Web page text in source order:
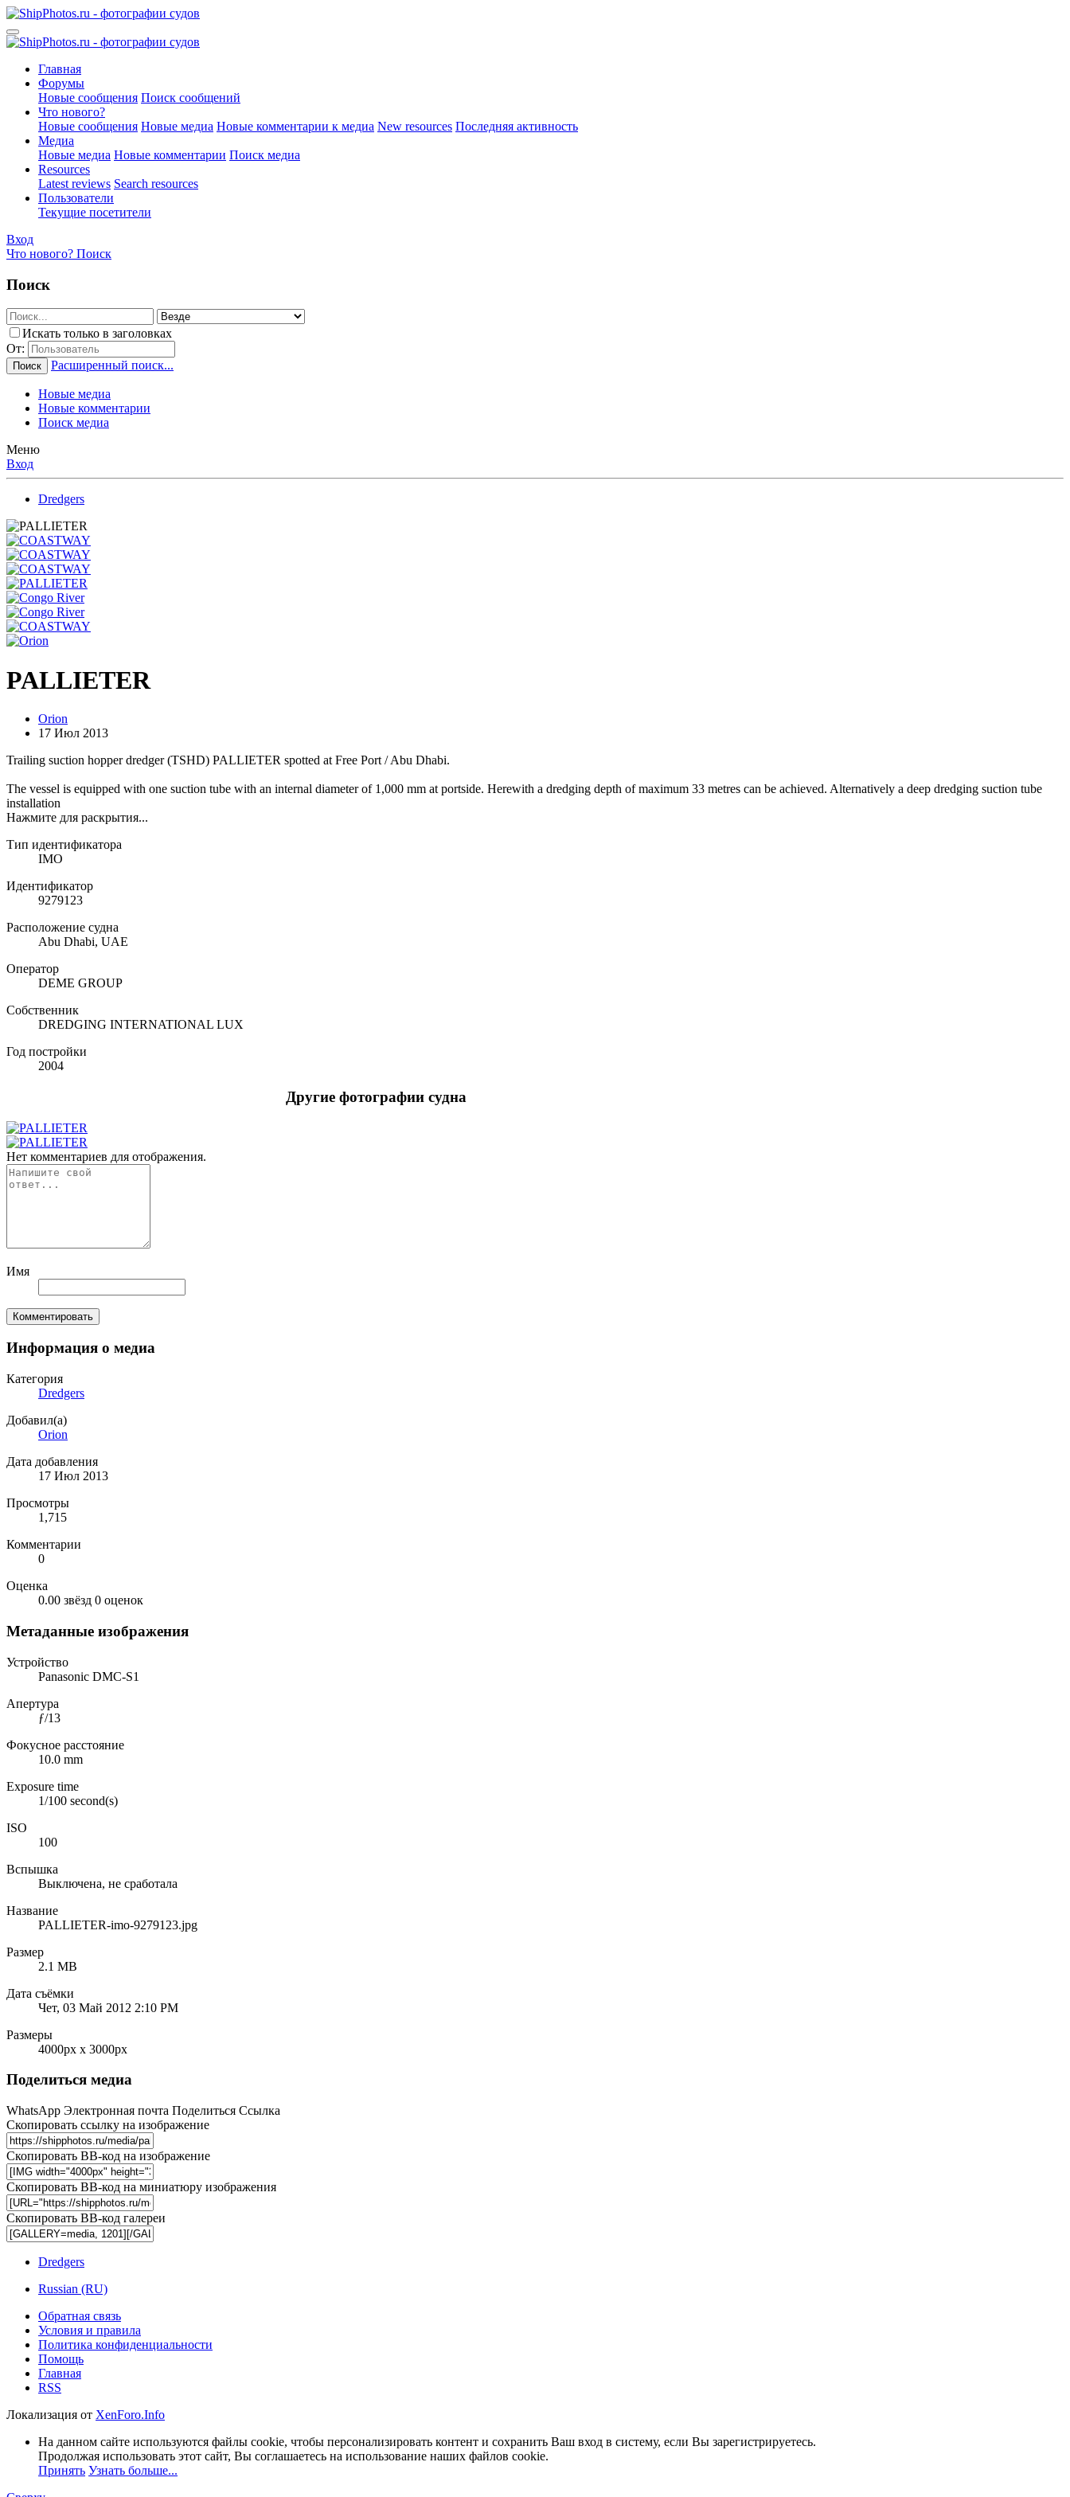
Главная
Форумы
Новые сообщения Поиск сообщений
Что нового?
Новые сообщения Новые медиа Новые комментарии к медиа New resources Последняя активность
Медиа
Новые медиа Новые комментарии Поиск медиа
Resources
Latest reviews Search resources
Пользователи
Текущие посетители
Вход
Что нового? Поиск
Поиск
Искать только в заголовках
От:
Поиск Расширенный поиск...
Новые медиа
Новые комментарии
Поиск медиа
Меню
Вход
Dredgers
PALLIETER
Orion
17 Июл 2013
Trailing suction hopper dredger (TSHD) PALLIETER spotted at Free Port / Abu Dhabi.
The vessel is equipped with one suction tube with an internal diameter of 1,000 mm at portside. Herewith a dredging depth of maximum 33 metres can be achieved. Alternatively a deep dredging suction tube
installation
Нажмите для раскрытия...
Тип идентификатора
IMO
Идентификатор
9279123
Расположение судна
Abu Dhabi, UAE
Оператор
DEME GROUP
Собственник
DREDGING INTERNATIONAL LUX
Год постройки
2004
Другие фотографии судна
Нет комментариев для отображения.
Имя
Комментировать
Информация о медиа
Категория
Dredgers
Добавил(а)
Orion
Дата добавления
17 Июл 2013
Просмотры
1,715
Комментарии
0
Оценка
0.00 звёзд 0 оценок
Метаданные изображения
Устройство
Panasonic DMC-S1
Апертура
ƒ/13
Фокусное расстояние
10.0 mm
Exposure time
1/100 second(s)
ISO
100
Вспышка
Выключена, не сработала
Название
PALLIETER-imo-9279123.jpg
Размер
2.1 MB
Дата съёмки
Чет, 03 Май 2012 2:10 PM
Размеры
4000px x 3000px
Поделиться медиа
WhatsApp Электронная почта Поделиться Ссылка
Скопировать ссылку на изображение
Скопировать BB-код на изображение
Скопировать BB-код на миниатюру изображения
Скопировать BB-код галереи
Dredgers
Russian (RU)
Обратная связь
Условия и правила
Политика конфиденциальности
Помощь
Главная
RSS
Локализация от XenForo.Info
На данном сайте используются файлы cookie, чтобы персонализировать контент и сохранить Ваш вход в систему, если Вы зарегистрируетесь.
Продолжая использовать этот сайт, Вы соглашаетесь на использование наших файлов cookie.
Принять Узнать больше...